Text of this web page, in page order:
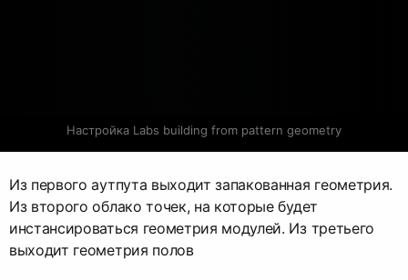
Настройка Labs building from pattern geometry
Из первого аутпута выходит запакованная геометрия.
Из второго облако точек, на которые будет
инстансироваться геометрия модулей. Из третьего
выходит геометрия полов